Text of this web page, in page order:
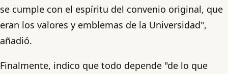
se cumple con el espíritu del convenio original, que
eran los valores y emblemas de la Universidad",
añadió.
Finalmente, indico que todo depende "de lo que